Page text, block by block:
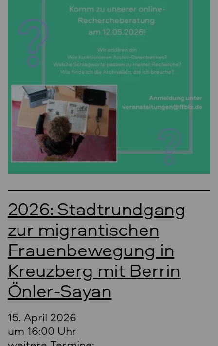
2026: Stadtrundgang
zur migrantischen
Frauenbewegung in
Kreuzberg mit Berrin
Önler-Sayan
15. April 2026
um 16:00 Uhr